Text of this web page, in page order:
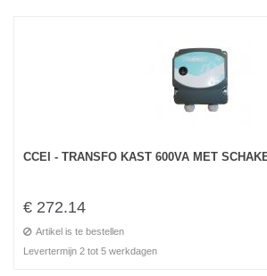
CCEI - TRANSFO KAST 600VA MET
€ 272.14
Artikel is te bestellen
Levertermijn 2 tot 5 werkdagen